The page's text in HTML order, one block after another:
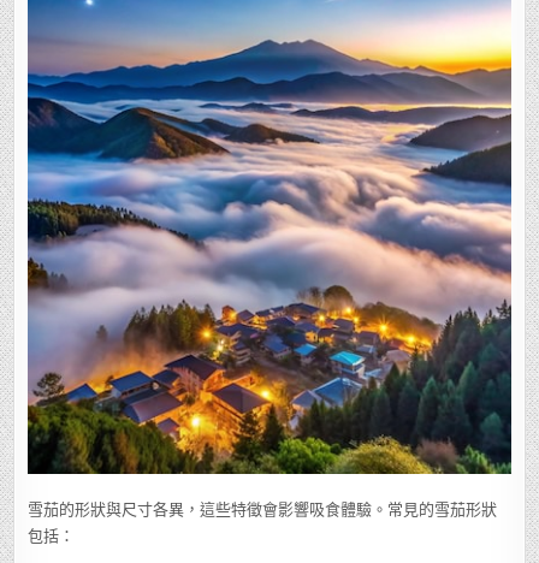
雪茄的形狀與尺寸各異，這些特徵會影響吸食體驗。常見的雪茄形狀
包括：